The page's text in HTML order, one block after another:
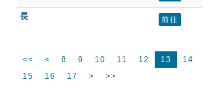
長 前往
<< < 8 9 10 11 12 13
14
15
16 17 > >>